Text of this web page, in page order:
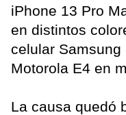
iPhone 13 Pro
en distintos
celular Samsung
Motorola E4 en
La causa quedó